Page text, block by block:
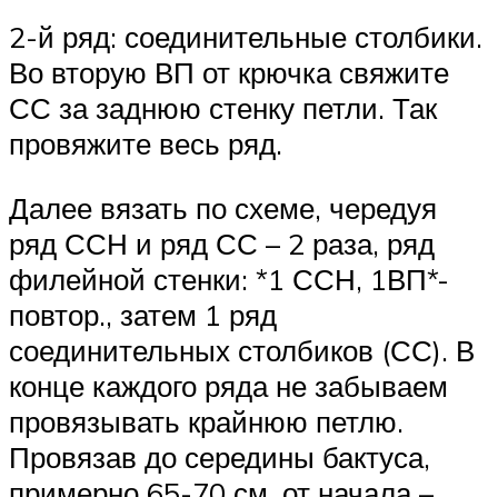
2-й ряд: соединительные столбики.
Во вторую ВП от крючка свяжите
СС за заднюю стенку петли. Так
провяжите весь ряд.
Далее вязать по схеме, чередуя
ряд ССН и ряд СС – 2 раза, ряд
филейной стенки: *1 ССН, 1ВП*-
повтор., затем 1 ряд
соединительных столбиков (СС). В
конце каждого ряда не забываем
провязывать крайнюю петлю.
Провязав до середины бактуса,